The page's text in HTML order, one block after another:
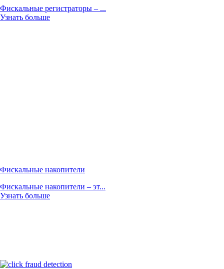
Фискальные регистраторы – ...
Узнать больше
Фискальные накопители
Фискальные накопители – эт...
Узнать больше